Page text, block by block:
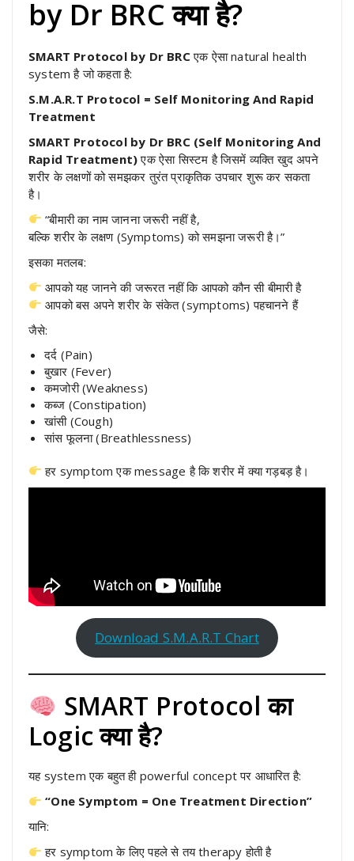
by Dr BRC क्या है?
SMART Protocol by Dr BRCएक ऐसा natural health
system है जो कहता है:
S.M.A.R.T Protocol = Self Monitoring And Rapid
Treatment
SMART Protocol by Dr BRC (Self Monitoring And
Rapid Treatment)एक ऐसा सिस्टम है जिसमें व्यक्ति खुद अपने
शरीर के लक्षणों को समझकर तुरंत प्राकृतिक उपचार शुरू कर सकता
है।
“बीमारी का नाम जानना जरूरी नहीं है,
बल्कि शरीर के लक्षण (Symptoms) को समझना जरूरी है।”
इसका मतलब:
आपको यह जानने की जरूरत नहीं कि आपको कौन सी बीमारी है
आपको बस अपने शरीर के संकेत (symptoms) पहचानने हैं
जैसे:
दर्द (Pain)
बुखार (Fever)
कमजोरी (Weakness)
कब्ज (Constipation)
खांसी (Cough)
सांस फूलना (Breathlessness)
हर symptom एक message है कि शरीर में क्या गड़बड़ है।
Download S.M.A.R.T Chart
SMART Protocol का
Logic क्या है?
यह system एक बहुत ही powerful concept पर आधारित है:
“One Symptom = One Treatment Direction”
यानि:
हर symptom के लिए पहले से तय therapy होती है